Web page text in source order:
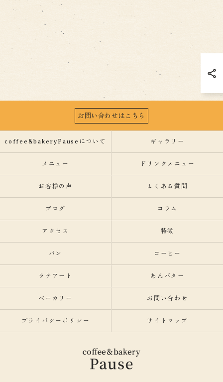
お問い合わせはこちら
coffee&bakeryPauseについて ギャラリー
メニュー ドリンクメニュー
お客様の声 よくある質問
ブログ コラム
アクセス 特徴
パン コーヒー
ラテアート あんバター
ベーカリー お問い合わせ
プライバシーポリシー サイトマップ